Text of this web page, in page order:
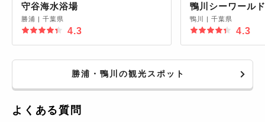
守谷海水浴場
勝浦 | 千葉県
4.3
鴨川シーワールド
鴨川 | 千葉県
4.3
勝浦・鴨川の観光スポット
よくある質問